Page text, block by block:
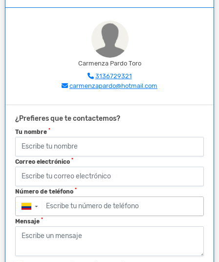
Carmenza Pardo Toro
3136729321
carmenzapardo@hotmail.com
¿Prefieres que te contactemos?
Tu nombre *
Correo electrónico *
Número de teléfono *
▼
Mensaje *